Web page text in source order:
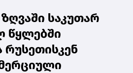
საკუთარ
წყლებში
რუსეთისკენ